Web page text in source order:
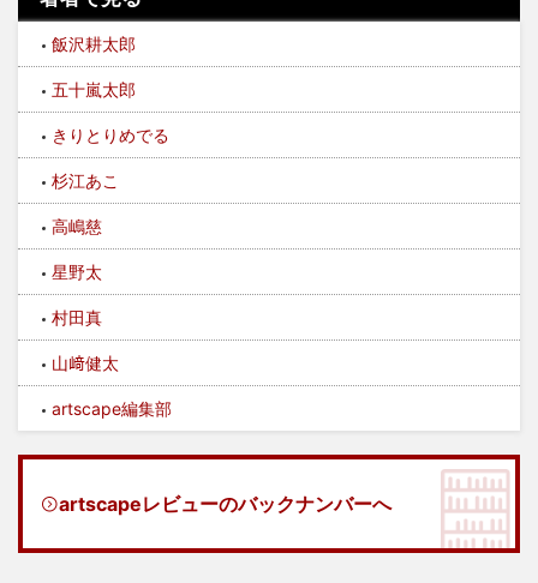
飯沢耕太郎
五十嵐太郎
きりとりめでる
杉江あこ
高嶋慈
星野太
村田真
山﨑健太
artscape編集部
artscapeレビューのバックナンバーへ